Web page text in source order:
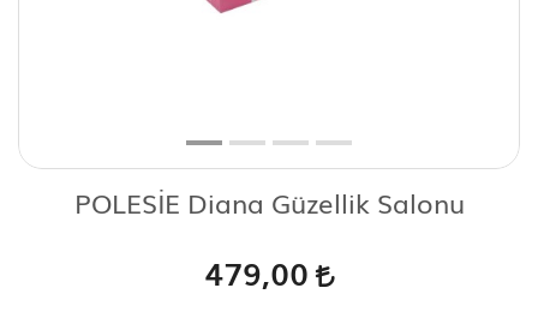
POLESİE Diana Güzellik Salonu
479,00